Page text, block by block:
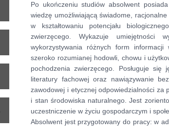
Po ukończeniu studiów absolwent
wiedzę umożliwiającą świadome,
w kształtowaniu potencjału
zwierzęcego. Wykazuje umiejętności
wykorzystywania różnych form
szeroko rozumianej hodowli, chowu i
pochodzenia zwierzęcego. Posługuje
literatury fachowej oraz nawiązywanie
zawodowej i etycznej odpowiedzialności za
i stan środowiska naturalnego. Jest
uczestniczenie w życiu gospodarczym i
Absolwent jest przygotowany do pracy: w